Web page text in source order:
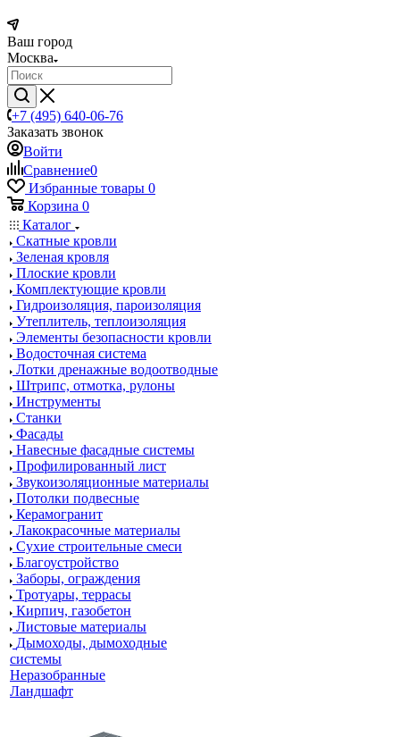
Ваш город
Москва
+7 (495) 640-06-76
Заказать звонок
Войти
Сравнение0
Избранные товары 0
Корзина 0
Каталог
Скатные кровли
Зеленая кровля
Плоские кровли
Комплектующие кровли
Гидроизоляция, пароизоляция
Утеплитель, теплоизоляция
Элементы безопасности кровли
Водосточная система
Лотки дренажные водоотводные
Штрипс, отмотка, рулоны
Инструменты
Станки
Фасады
Навесные фасадные системы
Профилированный лист
Звукоизоляционные материалы
Потолки подвесные
Керамогранит
Лакокрасочные материалы
Сухие строительные смеси
Благоустройство
Заборы, ограждения
Тротуары, террасы
Кирпич, газобетон
Листовые материалы
Дымоходы, дымоходные
системы
Неразобранные
Ландшафт